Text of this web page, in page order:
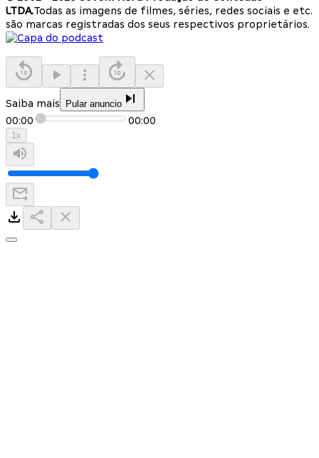
LTDA.Todas as imagens de filmes, séries, redes sociais e etc.
são marcas registradas dos seus respectivos proprietários.
Saiba mais Pular anuncio
00:00 00:00
1x